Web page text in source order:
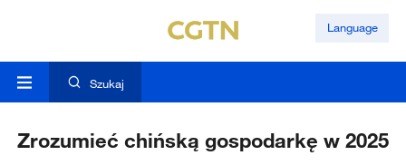
Language
Szukaj
Zrozumieć chińską gospodarkę w 2025